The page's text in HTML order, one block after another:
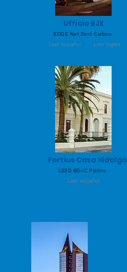
Ufficio BJX
EDGE Net Zero Carbon
Leer español Leer ingles
Fortius Casa Hidalgo
LEED BD+C Platino
Leer español